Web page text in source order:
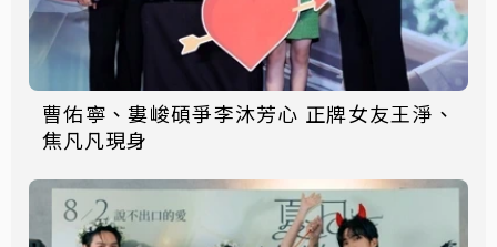
曹佑寧、婁峻碩爭李沐芳心 正牌女友王淨、
焦凡凡現身